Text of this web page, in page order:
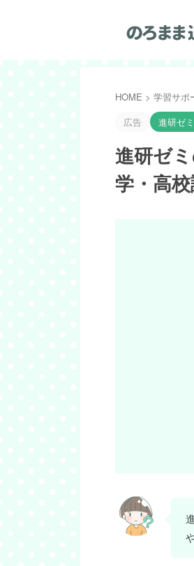
HOME > 学習サポ
広告
進研ゼミ
進研ゼ
学・高